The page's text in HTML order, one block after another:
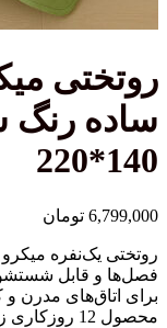
میکرو
رنگ سبز
تومان
میکرو با جنس
شستشو با
مدرن و کلاسیک.با